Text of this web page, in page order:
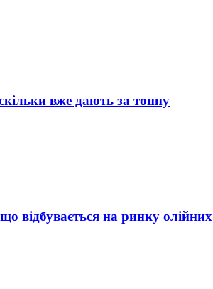
вже дають за тонну
відбувається на ринку олійних